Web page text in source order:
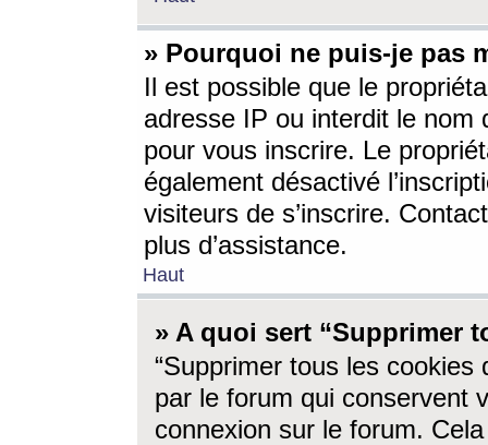
» Pourquoi ne puis-je pas
Il est possible que le
adresse IP ou interdit le nom
pour vous inscrire. Le
également désactivé
visiteurs de s’inscrire.
plus d’assistance.
Haut
» A quoi sert “Supprimer
“Supprimer tous les cookies
par le forum qui conservent
connexion sur le forum.